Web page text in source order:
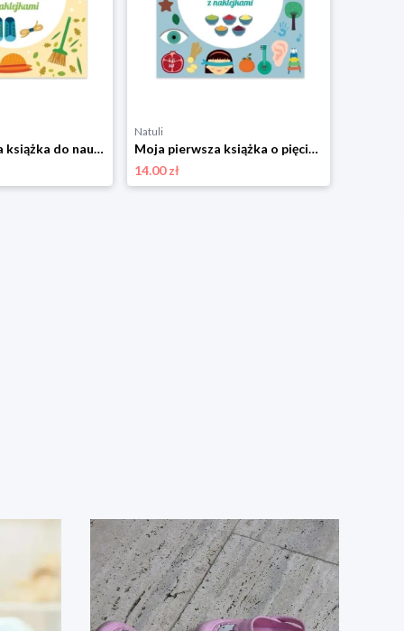
Moja pierwsza książka do nauki samodzielności. Montessori: sam odkrywaj świat. Już umiem! Olesiejuk
Natuli
Moja pierwsza książka o pięciu zmysłach. Montessori: sam odkrywaj świat Olesiejuk
14.00 zł